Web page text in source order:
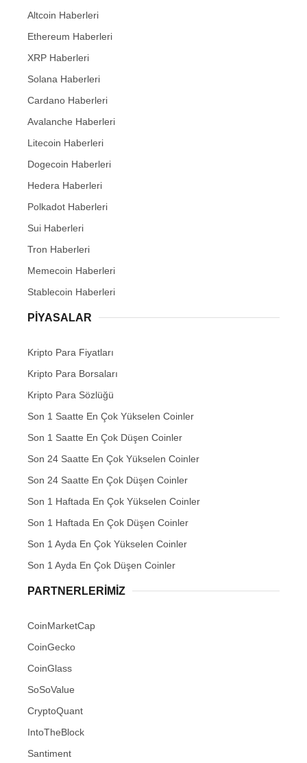
Altcoin Haberleri
Ethereum Haberleri
XRP Haberleri
Solana Haberleri
Cardano Haberleri
Avalanche Haberleri
Litecoin Haberleri
Dogecoin Haberleri
Hedera Haberleri
Polkadot Haberleri
Sui Haberleri
Tron Haberleri
Memecoin Haberleri
Stablecoin Haberleri
PIYASALAR
Kripto Para Fiyatları
Kripto Para Borsaları
Kripto Para Sözlüğü
Son 1 Saatte En Çok Yükselen Coinler
Son 1 Saatte En Çok Düşen Coinler
Son 24 Saatte En Çok Yükselen Coinler
Son 24 Saatte En Çok Düşen Coinler
Son 1 Haftada En Çok Yükselen Coinler
Son 1 Haftada En Çok Düşen Coinler
Son 1 Ayda En Çok Yükselen Coinler
Son 1 Ayda En Çok Düşen Coinler
PARTNERLERIMIZ
CoinMarketCap
CoinGecko
CoinGlass
SoSoValue
CryptoQuant
IntoTheBlock
Santiment